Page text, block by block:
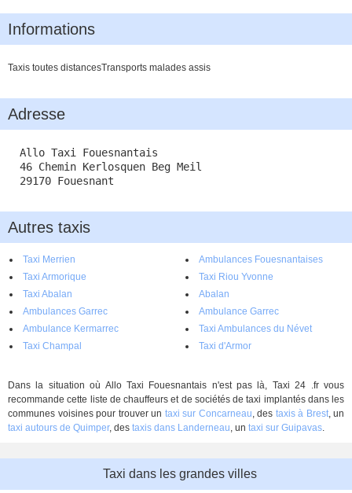
Informations
Taxis toutes distancesTransports malades assis
Adresse
Allo Taxi Fouesnantais
46 Chemin Kerlosquen Beg Meil
29170 Fouesnant
Autres taxis
Taxi Merrien
Ambulances Fouesnantaises
Taxi Armorique
Taxi Riou Yvonne
Taxi Abalan
Abalan
Ambulances Garrec
Ambulance Garrec
Ambulance Kermarrec
Taxi Ambulances du Névet
Taxi Champal
Taxi d'Armor
Dans la situation où Allo Taxi Fouesnantais n'est pas là, Taxi 24 .fr vous
recommande cette liste de chauffeurs et de sociétés de taxi implantés dans les
communes voisines pour trouver un taxi sur Concarneau, des taxis à Brest, un
taxi autours de Quimper, des taxis dans Landerneau, un taxi sur Guipavas.
Taxi dans les grandes villes